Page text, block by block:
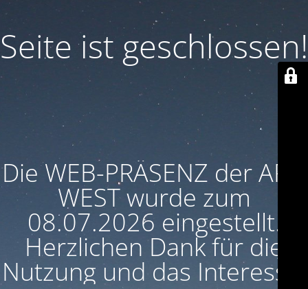
Seite ist geschlossen!
Die WEB-PRÄSENZ der ARU
WEST wurde zum
08.07.2026 eingestellt.
Herzlichen Dank für die
Nutzung und das Interesse!